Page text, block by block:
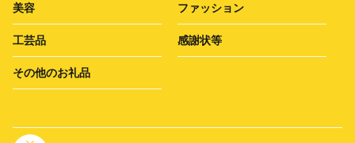
美容 ファッション
工芸品 感謝状等
その他のお礼品